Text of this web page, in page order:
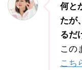
何と
たが
るだ
この
こち